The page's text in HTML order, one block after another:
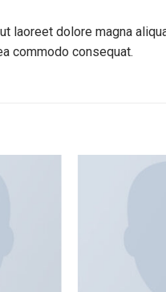
laoreet dolore magna
commodo consequat.